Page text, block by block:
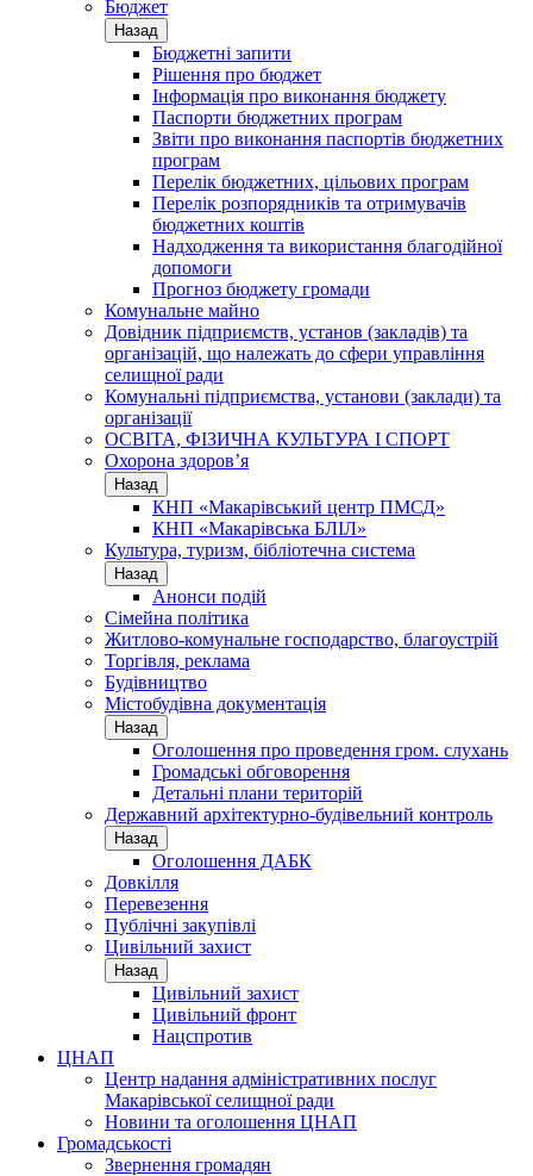
Бюджет
Назад
Бюджетні запити
Рішення про бюджет
Інформація про виконання бюджету
Паспорти бюджетних програм
Звіти про виконання паспортів бюджетних
програм
Перелік бюджетних, цільових програм
Перелік розпорядників та отримувачів
бюджетних коштів
Надходження та використання благодійної
допомоги
Прогноз бюджету громади
Комунальне майно
Довідник підприємств, установ (закладів) та
організацій, що належать до сфери управління
селищної ради
Комунальні підприємства, установи (заклади) та
організації
ОСВІТА, ФІЗИЧНА КУЛЬТУРА І СПОРТ
Охорона здоров’я
Назад
КНП «Макарівський центр ПМСД»
КНП «Макарівська БЛІЛ»
Культура, туризм, бібліотечна система
Назад
Анонси подій
Сімейна політика
Житлово-комунальне господарство, благоустрій
Торгівля, реклама
Будівництво
Містобудівна документація
Назад
Оголошення про проведення гром. слухань
Громадські обговорення
Детальні плани територій
Державний архітектурно-будівельний контроль
Назад
Оголошення ДАБК
Довкілля
Перевезення
Публічні закупівлі
Цивільний захист
Назад
Цивільний захист
Цивільний фронт
Нацспротив
ЦНАП
Центр надання адміністративних послуг
Макарівської селищної ради
Новини та оголошення ЦНАП
Громадськості
Звернення громадян